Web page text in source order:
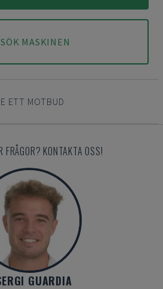
MASKINEN
ETT MOTBUD
FRÅGOR? KONTAKTA OSS!
GUARDIA